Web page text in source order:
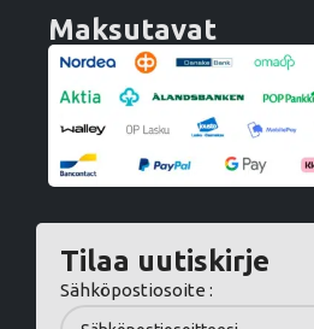
Maksutavat
Tilaa uutiskirje
Sähköpostiosoite :